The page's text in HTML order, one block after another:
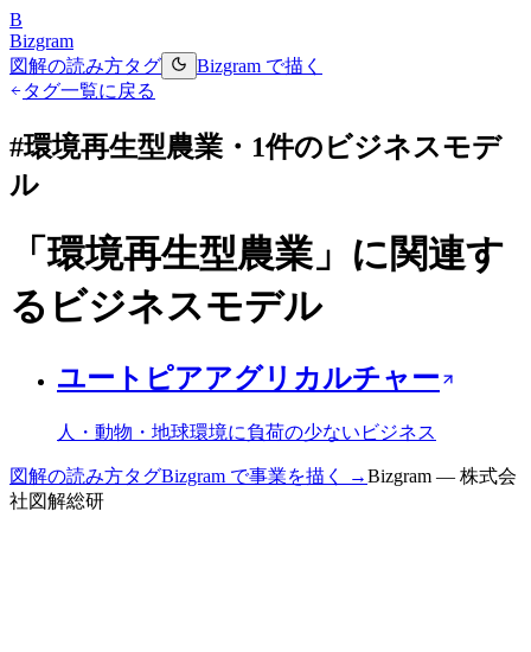
B
Bizgram
図解の読み方タグ
Bizgram で描く
タグ一覧に戻る
#環境再生型農業 ・ 1件のビジネスモデ
ル
「環境再生型農業」に関連す
るビジネスモデル
ユートピアアグリカルチャー
人・動物・地球環境に負荷の少ないビジネス
図解の読み方タグBizgram で事業を描く →Bizgram — 株式会
社図解総研